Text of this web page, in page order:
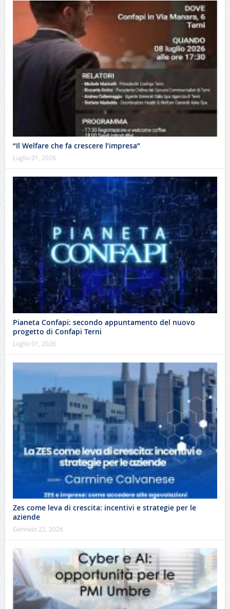
“Il Welfare che fa crescere l’impresa”
Luglio 01, 2026
Pianeta Confapi: secondo appuntamento del nuovo
progetto di Confapi Terni
Luglio 01, 2026
Zes come leva di crescita: incentivi e strategie per le
aziende
Gennaio 22, 2026